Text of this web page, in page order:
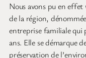
Nous avons pu en effet
de la région,
entreprise familiale qui
ans. Elle se démarque
préservation de